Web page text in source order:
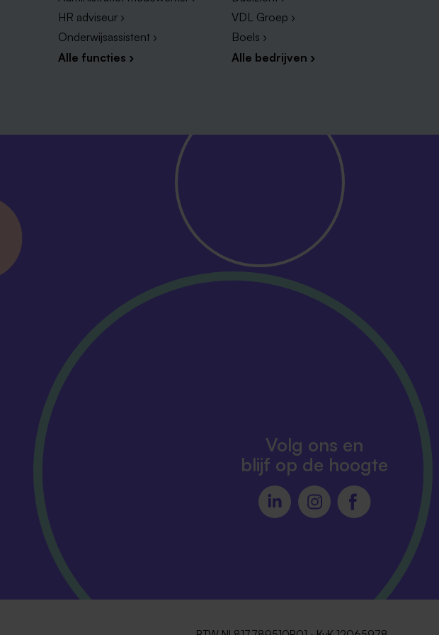
HR adviseur ›
Onderwijsassistent ›
Alle functies ›
VDL Groep ›
Boels ›
Alle bedrijven ›
Volg ons en
blijf op de hoogte